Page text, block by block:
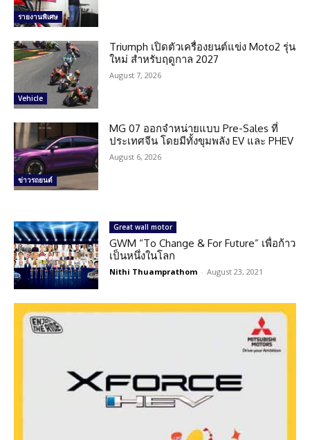
รายงานพิเศษ
Vehicle
Triumph เปิดตัวเครื่องยนต์แข่ง Moto2 รุ่น
ใหม่ สำหรับฤดูกาล 2027
August 7, 2026
ข่าวรถยนต์
MG 07 ออกจำหน่ายแบบ Pre-Sales ที่
ประเทศจีน โดยมีทั้งขุมพลัง EV และ PHEV
August 6, 2026
Great wall motor
GWM “To Change & For Future” เพื่อก้าว
เป็นหนึ่งในโลก
Nithi Thuamprathom - August 23, 2021